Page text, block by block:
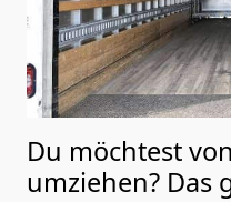
Du möchtest
umziehen? Das